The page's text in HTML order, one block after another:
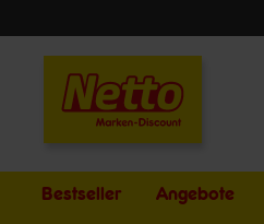
Bestseller Angebote